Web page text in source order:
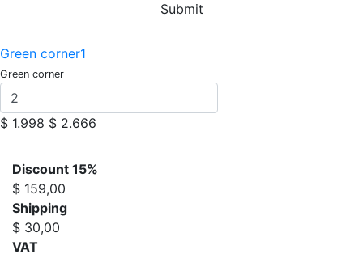
Submit
Green corner1
Green corner
$ 1.998 $ 2.666
Discount 15%
$ 159,00
Shipping
$ 30,00
VAT